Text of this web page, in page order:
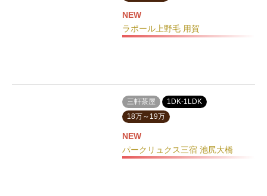
NEW
ラポール上野毛 用賀
三軒茶屋
1DK-1LDK
18万～19万
NEW
パークリュクス三宿 池尻大橋